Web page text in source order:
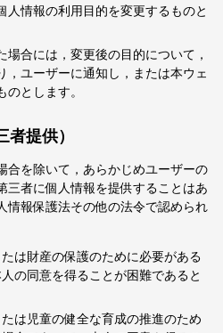
人情報の利用目的を変更するものと
場合には，変更後の目的について，
，ユーザーに通知し，または本ウェ
とします。
提供）
合を除いて，あらかじめユーザーの
三者に個人情報を提供することはあ
情報保護法その他の法令で認められ
は財産の保護のために必要がある
の同意を得ることが困難であると
は児童の健全な育成の推進のため